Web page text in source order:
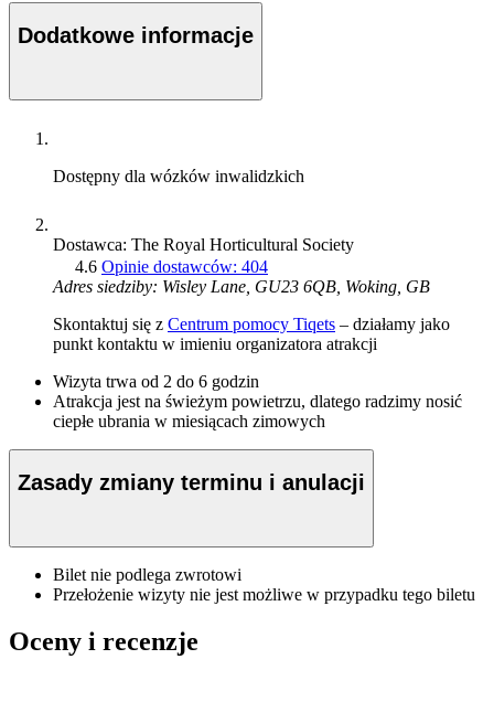
Dodatkowe informacje
Dostępny dla wózków inwalidzkich
Dostawca: The Royal Horticultural Society
4.6 Opinie dostawców: 404
Adres siedziby: Wisley Lane, GU23 6QB, Woking, GB
Skontaktuj się z Centrum pomocy Tiqets – działamy jako
punkt kontaktu w imieniu organizatora atrakcji
Wizyta trwa od 2 do 6 godzin
Atrakcja jest na świeżym powietrzu, dlatego radzimy nosić
ciepłe ubrania w miesiącach zimowych
Zasady zmiany terminu i anulacji
Bilet nie podlega zwrotowi
Przełożenie wizyty nie jest możliwe w przypadku tego biletu
Oceny i recenzje